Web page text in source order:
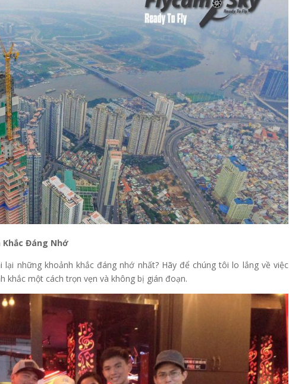
Khắc Đáng Nhớ
những khoảnh khắc đáng nhớ nhất? Hãy để chúng tôi lo lắng về việc
khắc một cách trọn vẹn và không bị gián đoạn.